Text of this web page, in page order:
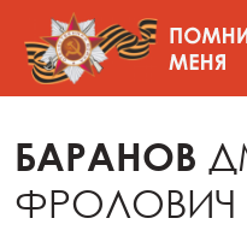
БАРАНОВ
ФРОЛОВИЧ